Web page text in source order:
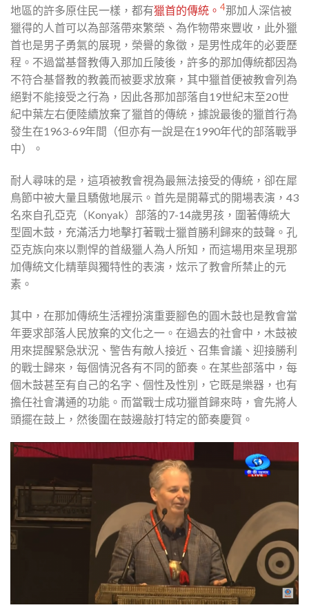
地區的許多原住民一樣，都有獵首的傳統。 4那加人深信被
獵得的人首可以為部落帶來繁榮、為作物帶來豐收，此外獵
首也是男子勇氣的展現，榮譽的象徵，是男性成年的必要歷
程。不過當基督教傳入那加丘陵後，許多的那加傳統都因為
不符合基督教的教義而被要求放棄，其中獵首便被教會列為
絕對不能接受之行為，因此各那加部落自19世紀末至20世
紀中葉左右便陸續放棄了獵首的傳統，據說最後的獵首行為
發生在1963-69年間（但亦有一說是在1990年代的部落戰爭
中）。
耐人尋味的是，這項被教會視為最無法接受的傳統，卻在犀
鳥節中被大量且驕傲地展示。首先是開幕式的開場表演，43
名來自孔亞克（Konyak）部落的7-14歲男孩，圍著傳統大
型圓木鼓，充滿活力地擊打著戰士獵首勝利歸來的鼓聲。孔
亞克族向來以剽悍的首級獵人為人所知，而這場用來呈現那
加傳統文化精華與獨特性的表演，炫示了教會所禁止的元
素。
其中，在那加傳統生活裡扮演重要腳色的圓木鼓也是教會當
年要求部落人民放棄的文化之一。在過去的社會中，木鼓被
用來提醒緊急狀況、警告有敵人接近、召集會議、迎接勝利
的戰士歸來，每個情況各有不同的節奏。在某些部落中，每
個木鼓甚至有自己的名字、個性及性別，它既是樂器，也有
擔任社會溝通的功能。而當戰士成功獵首歸來時，會先將人
頭擺在鼓上，然後圍在鼓邊敲打特定的節奏慶賀。